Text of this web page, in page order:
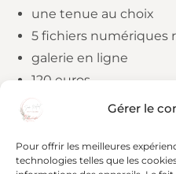
Gérer le
Pour offrir les meilleures
technologies telles que les
une tenue au choix
5 fichiers numériques
galerie en ligne
120 euros
Pour réserver,